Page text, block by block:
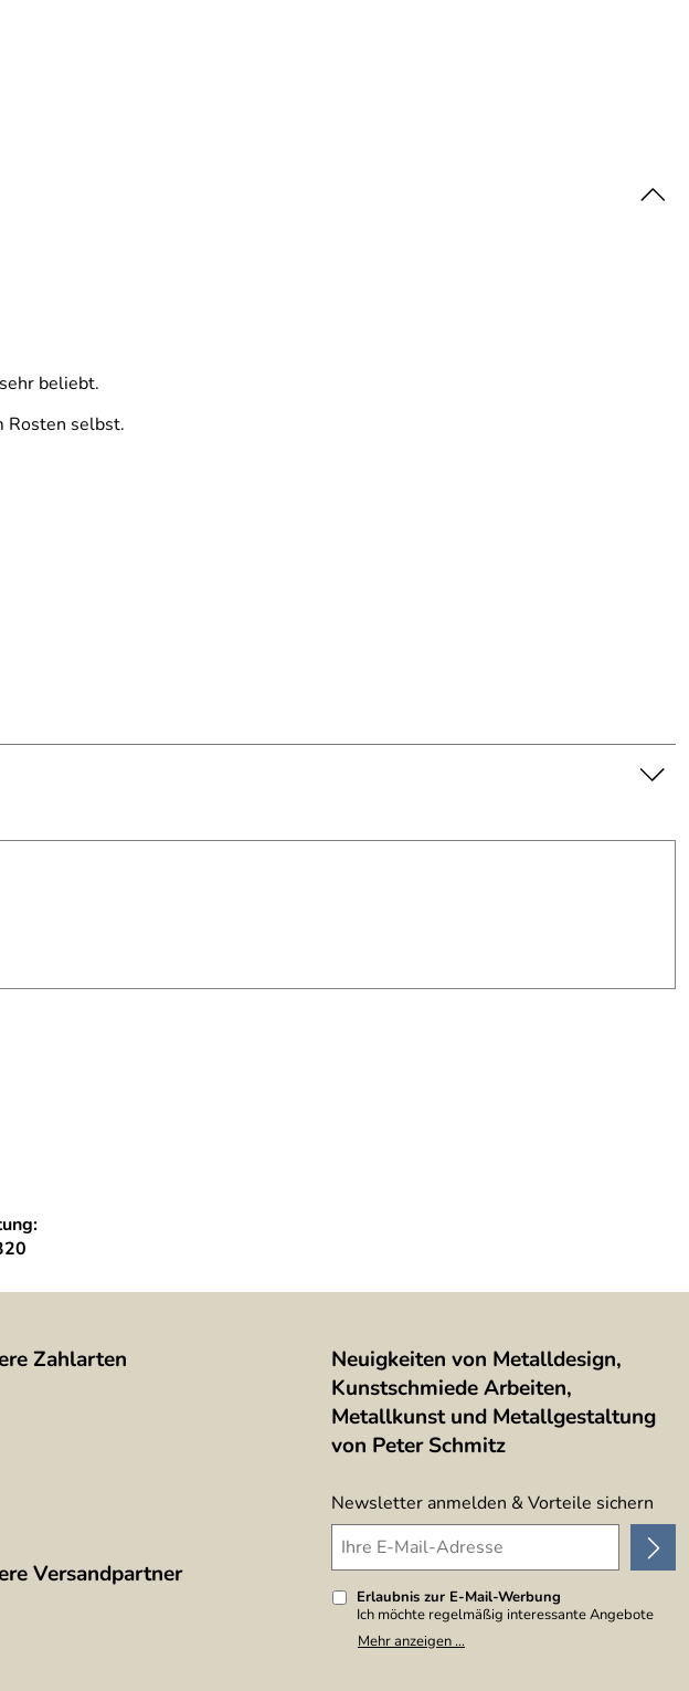
beliebt.
Rosten selbst.
Zahlarten
Versandpartner
Neuigkeiten von Metalldesign,
Kunstschmiede Arbeiten,
Metallkunst und Metallgestaltung
von Peter Schmitz
Newsletter anmelden & Vorteile sichern
Erlaubnis zur E-Mail-Werbung
Ich möchte regelmäßig interessante Angebote
per E-Mail erhalten. Meine E-Mail-Adresse wird
nicht an andere Unternehmen weitergegeben. Zu
Mehr anzeigen ...